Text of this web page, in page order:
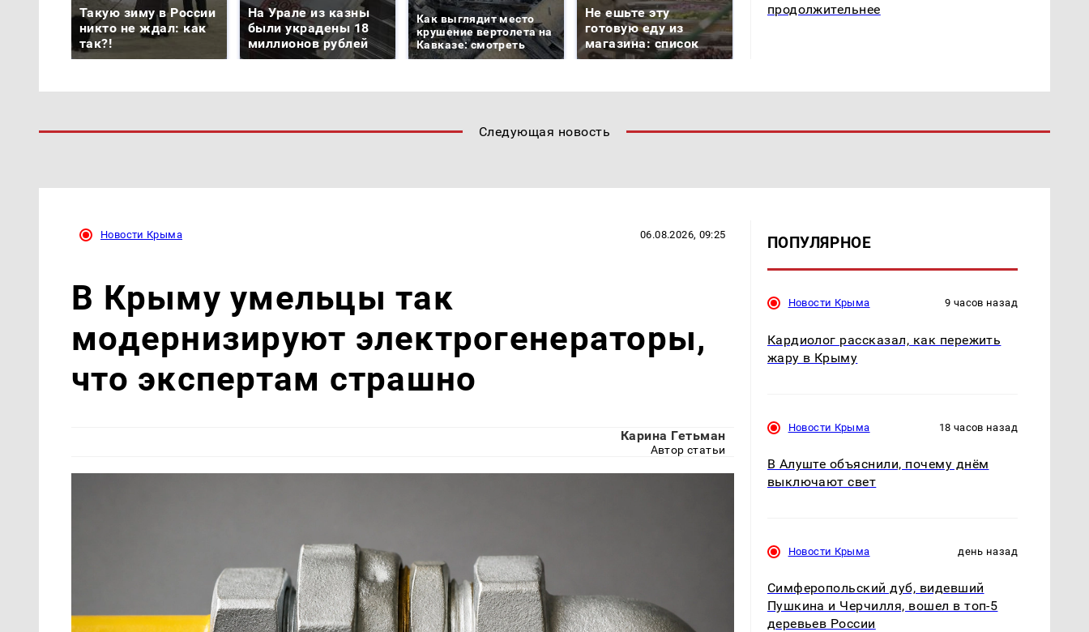
Такую зиму в России
никто не ждал: как
так?!
На Урале из казны
были украдены 18
миллионов рублей
Как выглядит место
крушение вертолета на
Кавказе: смотреть
Не ешьте эту
готовую еду из
магазина: список
В ОАЭ произошло
продолжительнее
Следующая новость
Новости Крыма 06.08.2026, 09:25
В Крыму умельцы так
модернизируют электрогенераторы,
что экспертам страшно
Карина Гетьман
Автор статьи
ПОПУЛЯРНОЕ
Новости Крыма 9 часов назад
Кардиолог рассказал, как пережить
жару в Крыму
Новости Крыма 18 часов назад
В Алуште объяснили, почему днём
выключают свет
Новости Крыма день назад
Симферопольский дуб, видевший
Пушкина и Черчилля, вошел в топ-5
деревьев России